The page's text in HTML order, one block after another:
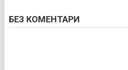
БЕЗ КОМЕНТАРИ